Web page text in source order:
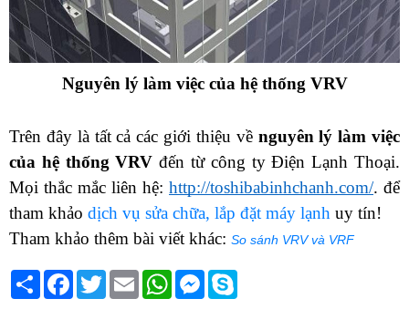
Nguyên lý làm việc của hệ thống VRV
Trên đây là tất cả các giới thiệu về nguyên lý làm việc
của hệ thống VRV đến từ công ty Điện Lạnh Thoại.
Mọi thắc mắc liên hệ: http://toshibabinhchanh.com/. để
tham khảo dịch vụ sửa chữa, lắp đặt máy lạnh uy tín!
Tham khảo thêm bài viết khác: So sánh VRV và VRF
Chia
sẻ
Facebook
TwitterEmail WhatsAppMessenger